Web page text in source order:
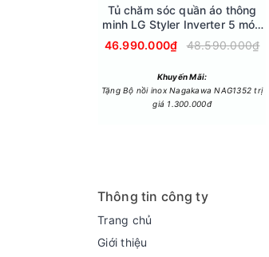
Smart Tivi AI LG 4K 65 inch
thị rõ ràng hơn trên màn hình
Tủ chăm sóc quần áo thông
minh LG Styler Inverter 5 móc
SC5GMR80H.ABMPEVN
46.990.000₫ 48.590.000₫
Khuyến Mãi:
Tặng Bộ nồi inox Nagakawa NAG1352 trị
giá 1.300.000đ
Thông tin công ty
Trang chủ
Giới thiệu